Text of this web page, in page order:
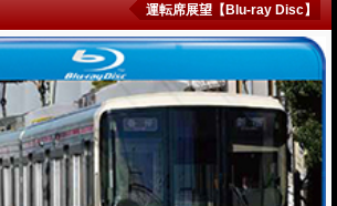
運転席展望【Blu-ray Disc】